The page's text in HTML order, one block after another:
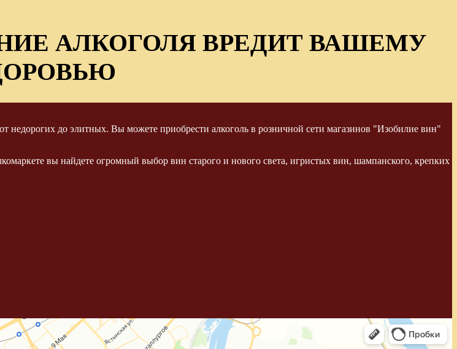
АЛКОГОЛЯ ВРЕДИТ ВАШЕМУ
до элитных. Вы можете приобрести алкоголь в розничной сети магазинов "Изобилие вин"
вы найдете огромный выбор вин старого и нового света, игристых вин, шампанского, крепких